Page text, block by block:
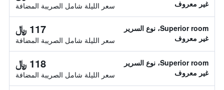
غير معروف سعر الليلة شامل الصريبة المضافة
Superior room، نوع السرير
غير معروف
117 ﷼
سعر الليلة شامل الصريبة المضافة
Superior room، نوع السرير
غير معروف
118 ﷼
سعر الليلة شامل الصريبة المضافة